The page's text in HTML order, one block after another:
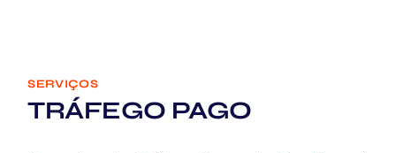
SERVIÇOS
TRÁFEGO PAGO